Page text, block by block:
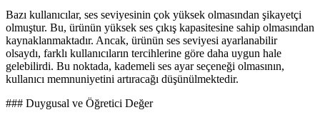
Bazı kullanıcılar, ses seviyesinin çok yüksek olmasından şikayetçi
olmuştur. Bu, ürünün yüksek ses çıkış kapasitesine sahip olmasından
kaynaklanmaktadır. Ancak, ürünün ses seviyesi ayarlanabilir
olsaydı, farklı kullanıcıların tercihlerine göre daha uygun hale
gelebilirdi. Bu noktada, kademeli ses ayar seçeneği olmasının,
kullanıcı memnuniyetini artıracağı düşünülmektedir.
### Duygusal ve Öğretici Değer